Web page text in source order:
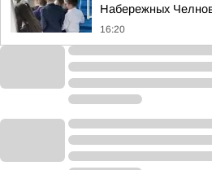
Набережных
16:20